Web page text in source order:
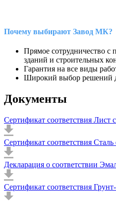
Почему выбирают Завод МК?
Прямое сотрудничество с
зданий и строительных
Гарантия на все виды
Широкий выбор решений
Документы
Сертификат соответствия Лист
Сертификат соответствия
Декларация о соответствии
Сертификат соответствия